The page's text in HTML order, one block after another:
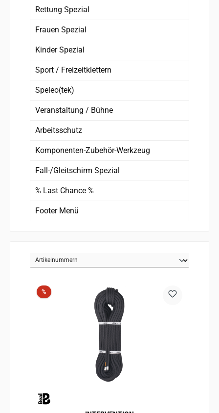
Rettung Spezial
Frauen Spezial
Kinder Spezial
Sport / Freizeitklettern
Speleo(tek)
Veranstaltung / Bühne
Arbeitsschutz
Komponenten-Zubehör-Werkzeug
Fall-/Gleitschirm Spezial
% Last Chance %
Footer Menü
%Rabatt